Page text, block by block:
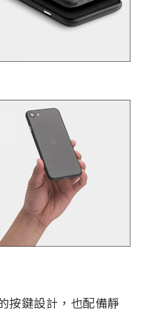
按鍵設計，也配備靜